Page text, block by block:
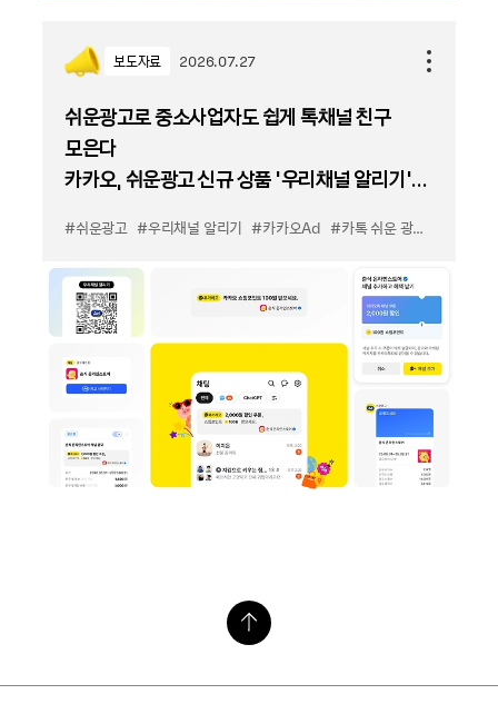
보도자료 2026.07.27
쉬운광고로 중소사업자도 쉽게 톡채널 친구
모은다
카카오, 쉬운광고 신규 상품 '우리채널 알리기'
#쉬운광고 #우리채널 알리기 #카카오Ad #카톡 쉬운 광고